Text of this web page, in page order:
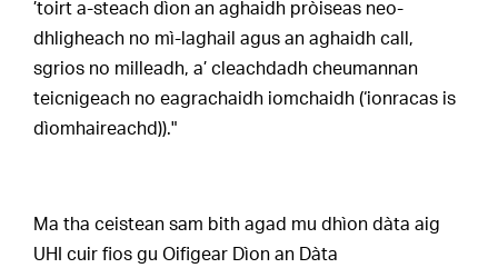
’toirt a-steach dìon an aghaidh pròiseas neo-
dhligheach no mì-laghail agus an aghaidh call,
sgrios no milleadh, a’ cleachdadh cheumannan
teicnigeach no eagrachaidh iomchaidh (‘ionracas is
dìomhaireachd))."
Ma tha ceistean sam bith agad mu dhìon dàta aig
UHI cuir fios gu Oifigear Dìon an Dàta